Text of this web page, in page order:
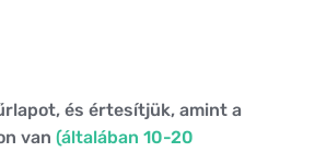
és értesítjük, amint a
van (általában 10-20